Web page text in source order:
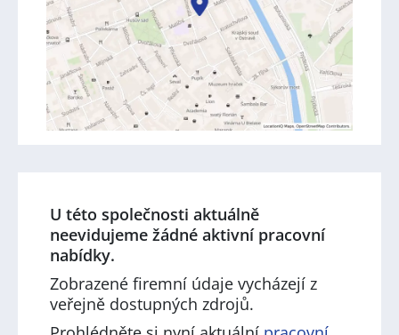
U této společnosti aktuálně
neevidujeme žádné aktivní pracovní
nabídky.
Zobrazené firemní údaje vycházejí z
veřejně dostupných zdrojů.